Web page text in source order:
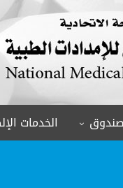
الخدمات